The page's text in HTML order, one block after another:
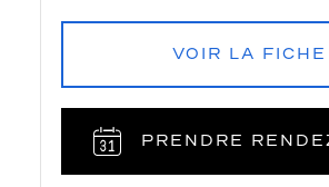
VOIR LA FICHE
PRENDRE